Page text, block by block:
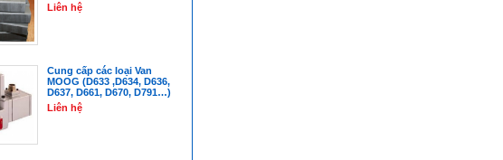
Liên hệ
Cung cấp các loại Van
MOOG (D633 ,D634, D636,
D637, D661, D670, D791…)
Liên hệ